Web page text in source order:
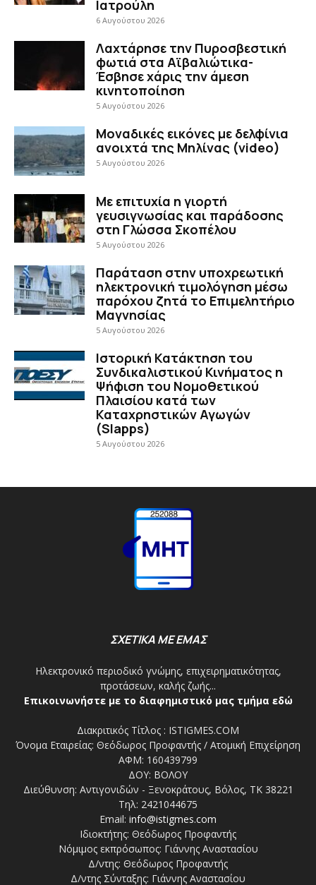
Ιατρούλη
6 Αυγούστου 2026
Λαχτάρησε την Πυροσβεστική
φωτιά στα Αϊβαλιώτικα-
Έσβησε χάρις την άμεση
κινητοποίηση
5 Αυγούστου 2026
Μοναδικές εικόνες με δελφίνια
ανοιχτά της Μηλίνας (video)
5 Αυγούστου 2026
Με επιτυχία η γιορτή
γευσιγνωσίας και παράδοσης
στη Γλώσσα Σκοπέλου
5 Αυγούστου 2026
Παράταση στην υποχρεωτική
ηλεκτρονική τιμολόγηση μέσω
παρόχου ζητά το Επιμελητήριο
Μαγνησίας
5 Αυγούστου 2026
Ιστορική Κατάκτηση του
Συνδικαλιστικού Κινήματος η
Ψήφιση του Νομοθετικού
Πλαισίου κατά των
Καταχρηστικών Αγωγών
(Slapps)
5 Αυγούστου 2026
ΣΧΕΤΙΚΑ ΜΕ ΕΜΑΣ
Ηλεκτρονικό περιοδικό γνώμης, επιχειρηματικότητας,
προτάσεων, καλής ζωής...
Επικοινωνήστε με το διαφημιστικό μας τμήμα εδώ
Διακριτικός Τίτλος : ISTIGMES.COM
Όνομα Εταιρείας: Θεόδωρος Προφαντής / Ατομική Επιχείρηση
ΑΦΜ: 160439799
ΔΟΥ: ΒΟΛΟΥ
Διεύθυνση: Αντιγονιδών - Ξενοκράτους, Βόλος, ΤΚ 38221
Τηλ: 2421044675
Email: info@istigmes.com
Ιδιοκτήτης: Θεόδωρος Προφαντής
Νόμιμος εκπρόσωπος: Γιάννης Αναστασίου
Δ/ντης: Θεόδωρος Προφαντής
Δ/ντης Σύνταξης: Γιάννης Αναστασίου